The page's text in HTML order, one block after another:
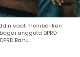
saat memberikan
anggota DPRD
Barru.